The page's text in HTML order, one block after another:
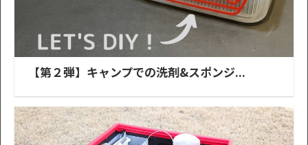
【第２弾】キャンプでの洗剤&スポンジ...